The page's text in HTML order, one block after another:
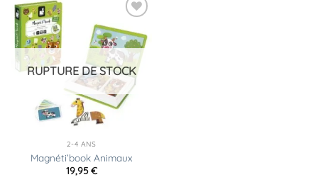
Ajouter
à la
liste
d’envies
RUPTURE DE STOCK
2-4 ANS
Magnéti’book Animaux
19,95€